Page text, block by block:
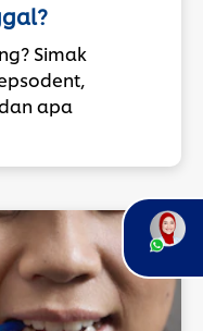
Simak
apa